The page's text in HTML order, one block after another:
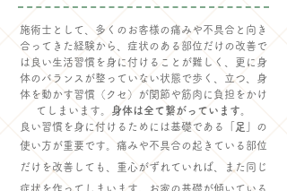
施術士として、多くのお客様の痛みや不具合と向き
合ってきた経験から、症状のある部位だけの改善で
は良い生活習慣を身に付けることが難しく、更に身
体のバランスが整っていない状態で歩く、立つ、身
体を動かす習慣（クセ）が関節や筋肉に負担をかけ
てしまいます。 身体は全て繋がっています。
良い習慣を身に付けるためには基礎である
「足」 の
使い方が重要です。 痛みや不具合の起きている部位
だけを改善しても、重心がずれていれば、また同じ
症状を作ってしまいます。お家の基礎が傾いている